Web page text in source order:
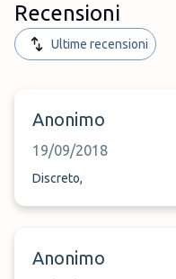
Recensioni
Ultime recensioni
Anonimo
19/09/2018
Discreto,
Anonimo